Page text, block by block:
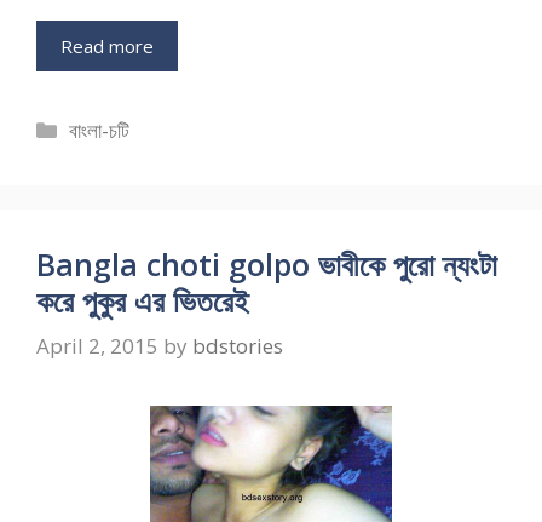
Read more
Categories
বাংলা-চটি
Bangla choti golpo ভাবীকে পুরো ন্যংটা
করে পুকুর এর ভিতরেই
April 2, 2015 by bdstories